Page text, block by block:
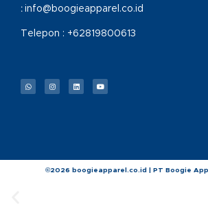
: info@boogieapparel.co.id
Telepon : +62819800613
©2026 boogieapparel.co.id | PT Boogie